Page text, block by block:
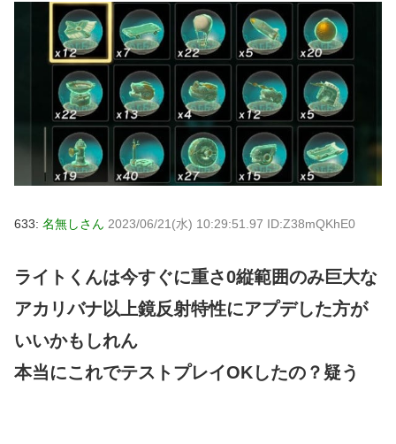
633: 名無しさん 2023/06/21(水) 10:29:51.97 ID:Z38mQKhE0
ライトくんは今すぐに重さ0縦範囲のみ巨大な
アカリバナ以上鏡反射特性にアプデした方が
いいかもしれん
本当にこれでテストプレイOKしたの？疑う